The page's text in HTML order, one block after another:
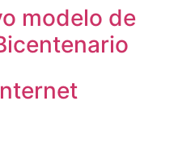
modelo de